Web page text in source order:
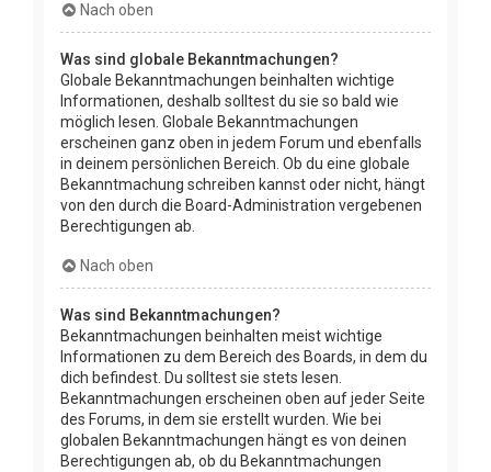
Nach oben
Was sind globale Bekanntmachungen?
Globale Bekanntmachungen beinhalten wichtige
Informationen, deshalb solltest du sie so bald wie
möglich lesen. Globale Bekanntmachungen
erscheinen ganz oben in jedem Forum und ebenfalls
in deinem persönlichen Bereich. Ob du eine globale
Bekanntmachung schreiben kannst oder nicht, hängt
von den durch die Board-Administration vergebenen
Berechtigungen ab.
Nach oben
Was sind Bekanntmachungen?
Bekanntmachungen beinhalten meist wichtige
Informationen zu dem Bereich des Boards, in dem du
dich befindest. Du solltest sie stets lesen.
Bekanntmachungen erscheinen oben auf jeder Seite
des Forums, in dem sie erstellt wurden. Wie bei
globalen Bekanntmachungen hängt es von deinen
Berechtigungen ab, ob du Bekanntmachungen